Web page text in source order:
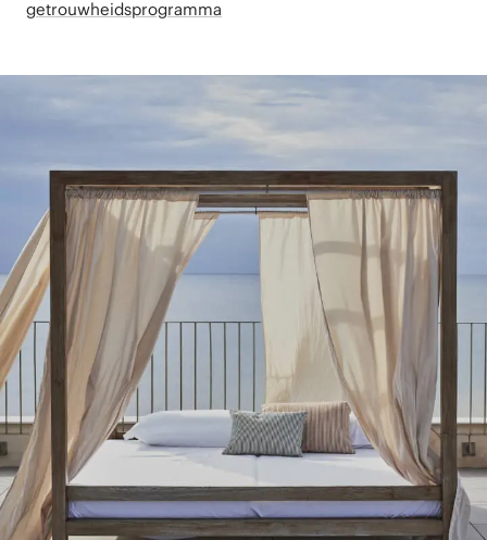
getrouwheidsprogramma